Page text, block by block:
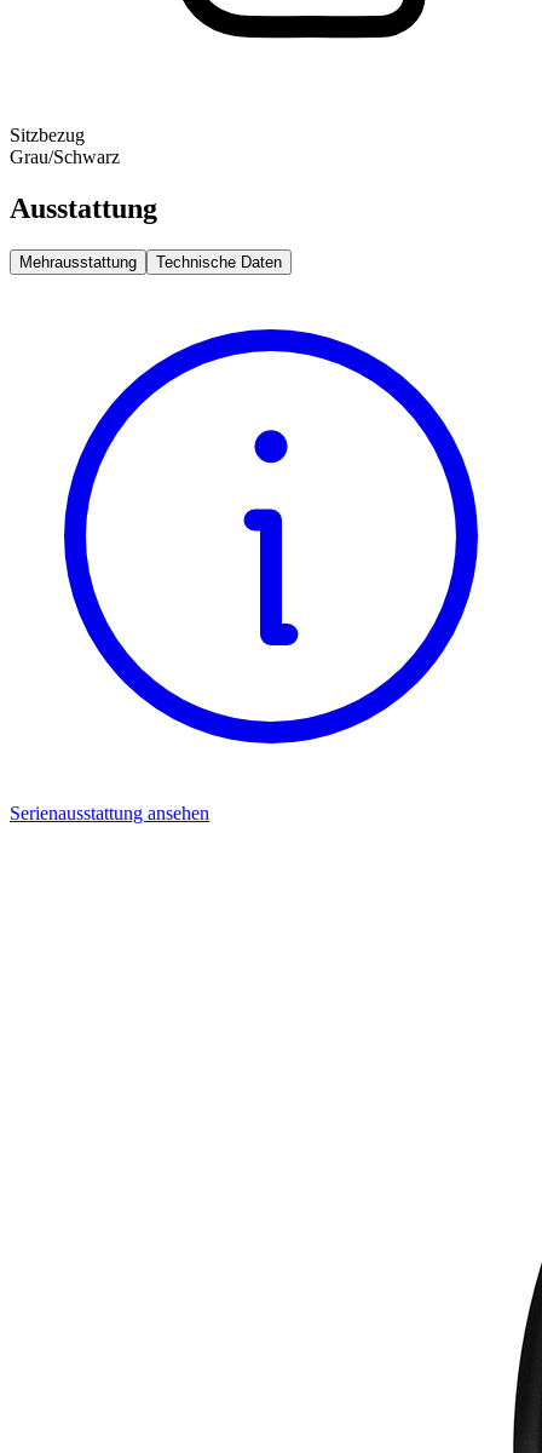
Sitzbezug
Grau/Schwarz
Ausstattung
Mehrausstattung Technische Daten
Serienausstattung ansehen